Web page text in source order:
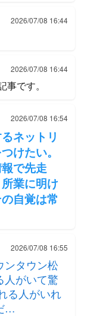
2026/07/08 16:44
2026/07/08 16:44
です。
2026/07/08 16:54
ネットリ
けたい。
で先走
業に明け
自覚は常
2026/07/08 16:55
ンタウン松
人がいて驚
る人がいれ
…